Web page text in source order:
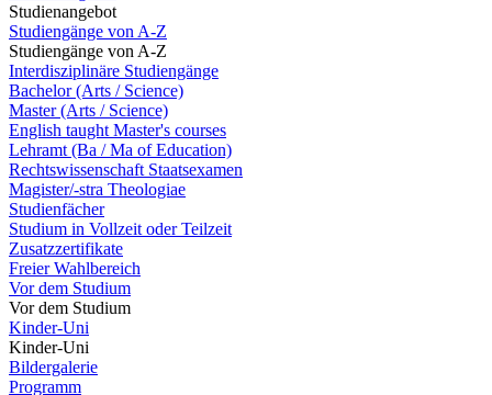
Studienangebot
Studiengänge von A-Z
Studiengänge von A-Z
Interdisziplinäre Studiengänge
Bachelor (Arts / Science)
Master (Arts / Science)
English taught Master's courses
Lehramt (Ba / Ma of Education)
Rechtswissenschaft Staatsexamen
Magister/-stra Theologiae
Studienfächer
Studium in Vollzeit oder Teilzeit
Zusatzzertifikate
Freier Wahlbereich
Vor dem Studium
Vor dem Studium
Kinder-Uni
Kinder-Uni
Bildergalerie
Programm